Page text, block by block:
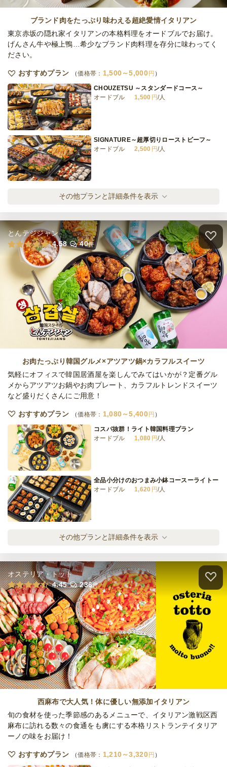
≪LINER≫ シグネチャープラン
オードブル
15,000円
ブランド肉をたっぷり味わえる超絶愛情イタリアン
東京赤坂の隠れ家イタリアンの本格料理をオードブルでお届け。
げんさん牛や極上鴨…希少なブランド肉料理を存分に味わってく
ださい。
おすすめプラン 価格帯： 1,500～5,000 円
CHOUZETSU ～スタンダードコース～
オードブル
1,500 円/人
SIGNATURE～超厚切りローストビーフ～
オードブル
2,500 円/人
SIGNATURE～極上鴨のロースト～
オードブル
3,000円/人
SIGNATURE～牛肉の赤ワイン黒胡椒煮込み
～
オードブル
2,500円/人
CHOUZETSU ～極上お肉のフルコース～
オードブル
5,000円/人
全てのプランを見る（5件）
オードブル
締切 2日前12時
定休日 日・祝
最低ご注文金額 15,000円
その他プランと詳細条件を表示
とんテジジャン
4.58
40件
お肉たっぷり韓国グルメ×アツアツ鍋×カラフルスイーツ
気軽にオフィスで韓国居酒屋を楽しんでみてはいかが？定番グル
メからアツアツお鍋やお肉プレート、カラフルトレンドスイーツ
など盛りだくさんにご用意！
おすすめプラン 価格帯： 1,080～5,400円
コスパ抜群！ライト韓国料理プラン
オードブル
1,080 円/人
全品小分けのおつまみ小鉢コースーライトー
オードブル
1,620 円/人
オードブル
1,620円/人
手軽に韓国気分！旨辛キムチチゲ鍋ライトコ
ース
オードブル
2,160円
手軽に韓国気分！まろやか豆乳チゲ鍋ライト
コース
オードブル
2,160円
全品小分けのおつまみ小鉢コースースタンダ
オードブル
2,160円/人
その他プランと詳細条件を表示
オステリア・トット
4.45
236件
西麻布で大人気！体に優しい無添加イタリアン
旬の食材を使った季節感のあるメニューで、イタリアン激戦区西
麻布に訪れる数々の食通をも虜にする本格リストランテイタリア
ーノの味をお届け！
おすすめプラン 価格帯： 1,210～3,320円